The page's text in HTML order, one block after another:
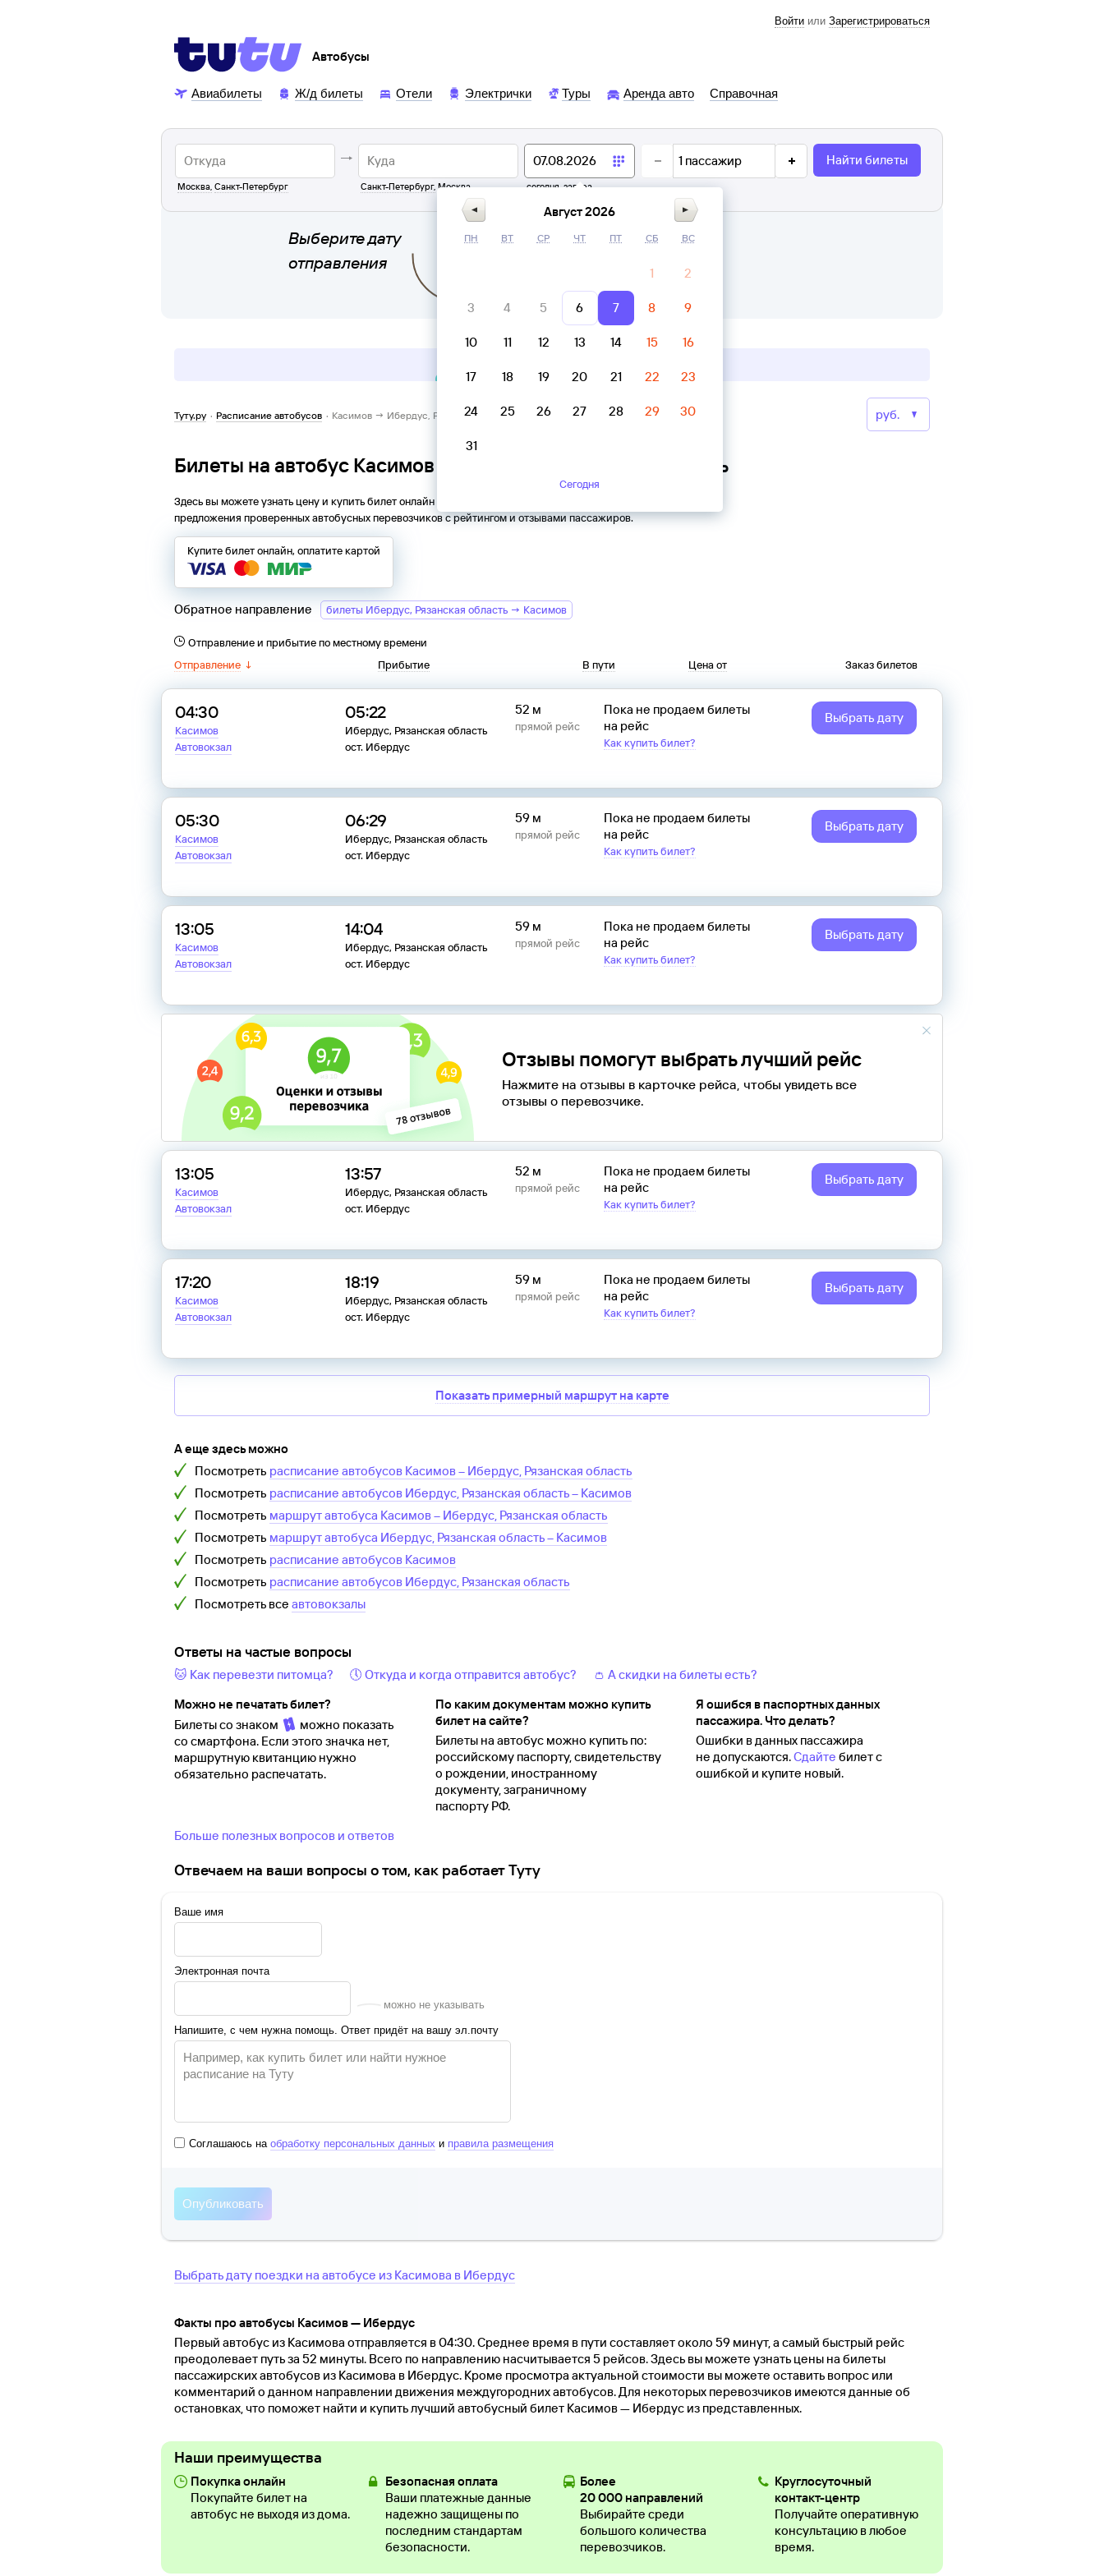
Войти или Зарегистрироваться
Автобусы
Авиабилеты Ж/д билеты Отели Электрички Туры Аренда авто Справочная
Москва, Санкт-Петербург Санкт-Петербург, Москва сегодня, завтра
1 пассажир Найти билеты
Выберите дату
отправления
Туту.ру · Расписание автобусов · Касимов → Ибердус, Рязанская область
Билеты на автобус Касимов → Ибердус, Рязанская область
Здесь вы можете узнать цену и купить билет онлайн на автобус из
предложения проверенных автобусных перевозчиков с рейтингом и отзывами пассажиров.
Купите билет онлайн, оплатите картой
Обратное направление билеты Ибердус, Рязанская область → Касимов
Отправление и прибытие по местному времени
Отправление ↓ Прибытие В пути Цена от Заказ билетов
04:30
Касимов
Автовокзал
05:22
Ибердус, Рязанская область
ост. Ибердус
52 м
прямой рейс
Пока не продаем билеты
на рейс
Как купить билет?
Выбрать дату
05:30
Касимов
Автовокзал
06:29
Ибердус, Рязанская область
ост. Ибердус
59 м
прямой рейс
Пока не продаем билеты
на рейс
Как купить билет?
Выбрать дату
13:05
Касимов
Автовокзал
14:04
Ибердус, Рязанская область
ост. Ибердус
59 м
прямой рейс
Пока не продаем билеты
на рейс
Как купить билет?
Выбрать дату
Отзывы помогут выбрать лучший рейс
Нажмите на отзывы в карточке рейса, чтобы увидеть все
отзывы о перевозчике.
13:05
Касимов
Автовокзал
13:57
Ибердус, Рязанская область
ост. Ибердус
52 м
прямой рейс
Пока не продаем билеты
на рейс
Как купить билет?
Выбрать дату
17:20
Касимов
Автовокзал
18:19
Ибердус, Рязанская область
ост. Ибердус
59 м
прямой рейс
Пока не продаем билеты
на рейс
Как купить билет?
Выбрать дату
Показать примерный маршрут на карте
А еще здесь можно
Посмотреть расписание автобусов Касимов– Ибердус, Рязанская область
Посмотреть расписание автобусов Ибердус, Рязанская область– Касимов
Посмотреть маршрут автобуса Касимов– Ибердус, Рязанская область
Посмотреть маршрут автобуса Ибердус, Рязанская область– Касимов
Посмотреть расписание автобусов Касимов
Посмотреть расписание автобусов Ибердус, Рязанская область
Посмотреть все автовокзалы
Ответы на частые вопросы
🐱 Как перевезти питомца? 🕔 Откуда и когда отправится автобус?
👛 А скидки на билеты есть?
Можно не печатать билет?
Билеты со знаком
можно показать
со смартфона. Если этого значка нет,
маршрутную квитанцию нужно
обязательно распечатать.
По каким документам можно купить
билет на сайте?
Билеты на автобус можно купить по:
российскому паспорту, свидетельству
о рождении, иностранному
документу, заграничному
паспорту РФ.
Я ошибся в паспортных данных
пассажира. Что делать?
Ошибки в данных пассажира
не допускаются.Сдайте билет с
ошибкой и купите новый.
Больше полезных вопросов и ответов
Отвечаем на ваши вопросы о том, как работает Туту
Ваше имя
Электронная почта
можно не указывать
Напишите, с чем нужна помощь. Ответ придёт на вашу эл.почту
Соглашаюсь на обработку персональных данных и правила размещения
Выбрать дату поездки на автобусе из Касимова в Ибердус
Факты про автобусы Касимов — Ибердус
Первый автобус из Касимова отправляется в 04:30. Среднее время в пути составляет около 59 минут, а самый быстрый рейс
преодолевает путь за 52 минуты. Всего по направлению насчитывается 5 рейсов. Здесь вы можете узнать цены на билеты
пассажирских автобусов из Касимова в Ибердус. Кроме просмотра актуальной стоимости вы можете оставить вопрос или
комментарий о данном направлении движения междугородних автобусов. Для некоторых перевозчиков имеются данные об
остановках, что поможет найти и купить лучший автобусный билет Касимов — Ибердус из представленных.
Наши преимущества
Покупка онлайн
Покупайте билет на
автобус не выходя из дома.
Безопасная оплата
Ваши платежные данные
надежно защищены по
последним стандартам
безопасности.
Более
20 000 направлений
Выбирайте среди
большого количества
перевозчиков.
Круглосуточный
контакт-центр
Получайте оперативную
консультацию в любое
время.
Август 2026
ПН ВТ СР ЧТ ПТ СБ ВС
1 2
3 4 5 6 7 8 9
10 11 12 13 14 15 16
17 18 19 20 21 22 23
24 25 26 27 28 29 30
31
Сегодня